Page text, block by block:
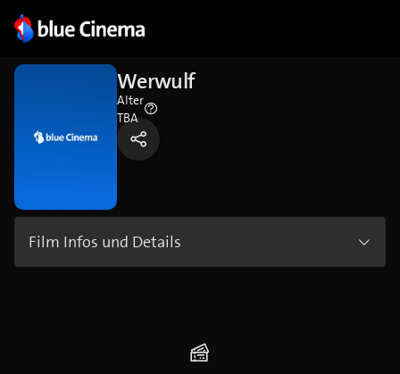
Werwulf
Alter
TBA
Film Infos und Details